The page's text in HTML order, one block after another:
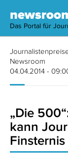
Das Portal für
Newsroom
04.04.2014 -
„Die
kann